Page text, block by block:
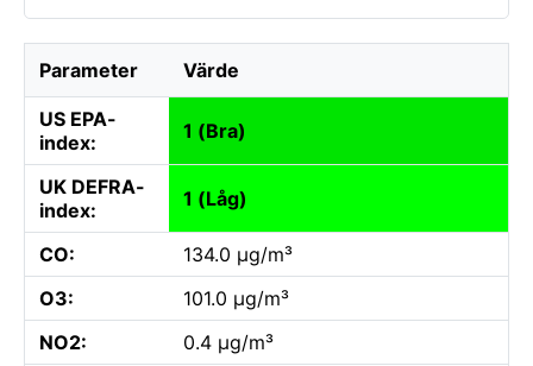
Parameter Värde
US EPA-
index:
1 (Bra)
UK DEFRA-
index:
1 (Låg)
CO:
134.0 µg/m³
O3:
101.0 µg/m³
NO2:
0.4 µg/m³